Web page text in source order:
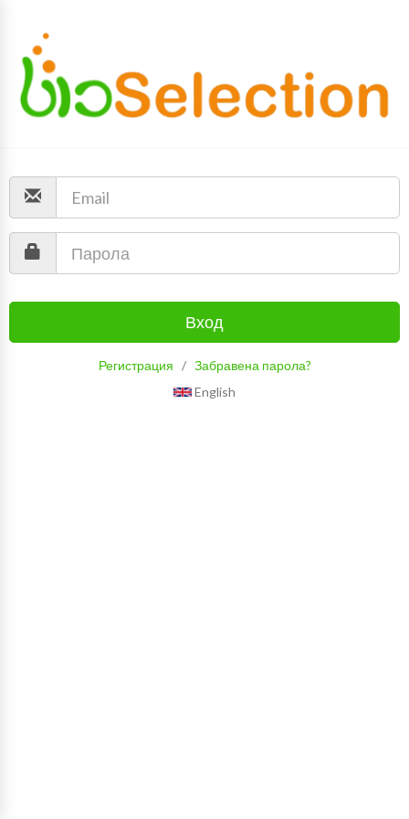
Вход
Регистрация / Забравена парола?
English